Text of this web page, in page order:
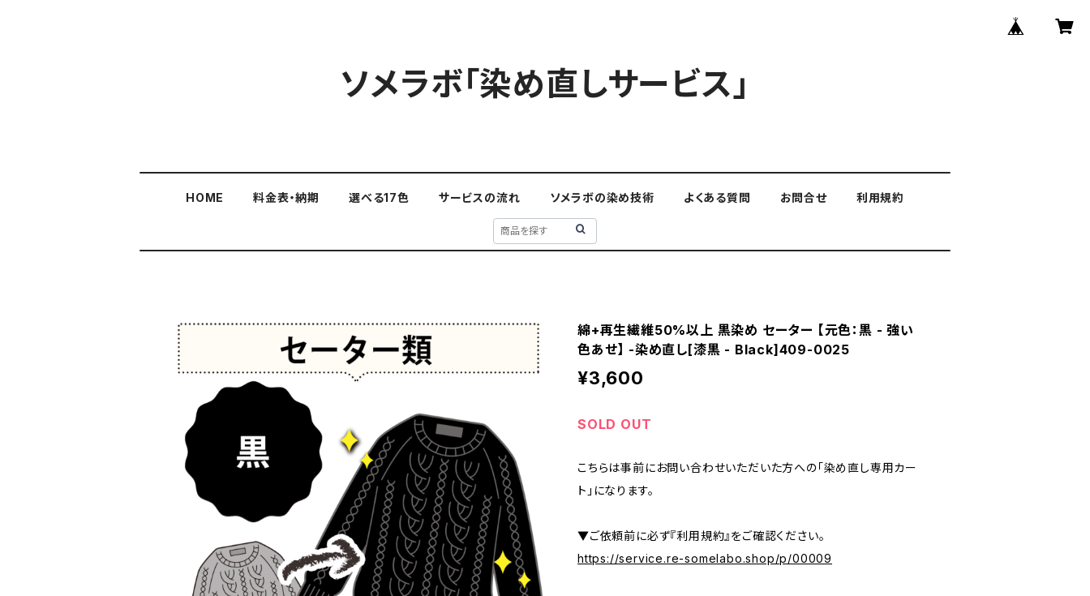
ソメラボ「染め直しサービス」
HOME 料金表・納期 選べる17色 サービスの流れ ソメラボの染め技術 よくある質問 お問合せ 利用規約
綿+再生繊維50%以上 黒染め セーター 【元色：黒 - 強い
色あせ】 -染め直し[漆黒 - Black]409-0025
¥3,600
SOLD OUT
こちらは事前にお問い合わせいただいた方への「染め直し専用カー
ト」になります。
▼ご依頼前に必ず『利用規約』をご確認ください。
https://service.re-somelabo.shop/p/00009